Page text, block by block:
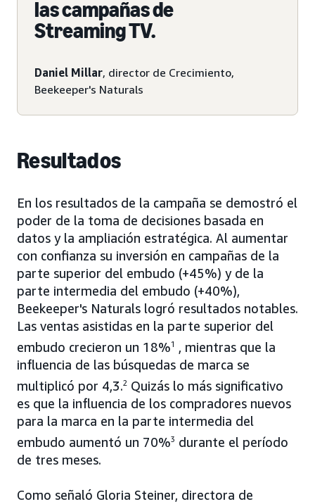
las campañas de
Streaming TV.
Daniel Millar, director de Crecimiento,
Beekeeper's Naturals
Resultados
En los resultados de la campaña se demostró el
poder de la toma de decisiones basada en
datos y la ampliación estratégica. Al aumentar
con confianza su inversión en campañas de la
parte superior del embudo (+45%) y de la
parte intermedia del embudo (+40%),
Beekeeper's Naturals logró resultados notables.
Las ventas asistidas en la parte superior del
embudo crecieron un 18%1
, mientras que la
influencia de las búsquedas de marca se
multiplicó por 4,3.2 Quizás lo más significativo
es que la influencia de los compradores nuevos
para la marca en la parte intermedia del
embudo aumentó un 70%3 durante el período
de tres meses.
Como señaló Gloria Steiner, directora de